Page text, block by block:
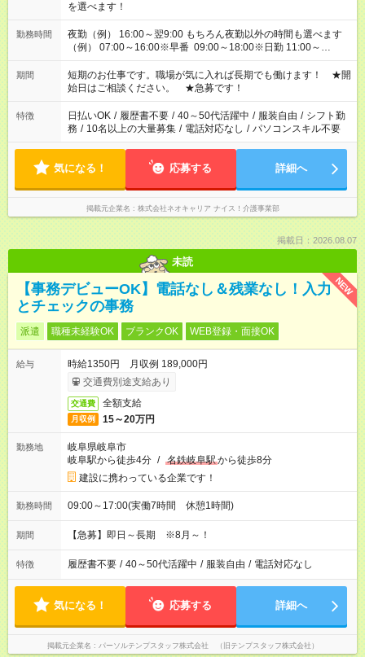
を選べます！
勤務時間
夜勤（例） 16:00～翌9:00 もちろん夜勤以外の時間も選べます
（例） 07:00～16:00※早番 09:00～18:00※日勤 11:00～
20:00※遅番 ※時間は、固定・選べる施設もあるので、ご希望が
あれば調整できます！ ※シフト制。勤務地により実働時間が異
なります。★家庭の都合でお休みが必要な場合も遠慮なくご相談
ください。
期間
短期のお仕事です。職場が気に入れば長期でも働けます！ ★開
始日はご相談ください。 ★急募です！
特徴 日払いOK / 履歴書不要 / 40～50代活躍中 / 服装自由 / シフト勤
務 / 10名以上の大量募集 / 電話対応なし / パソコンスキル不要
気になる！ 応募する 詳細へ
掲載元企業名 株式会社ネオキャリア ナイス！介護事業部
掲載日：2026.08.07
未読
NEW
【事務デビューOK】電話なし＆残業なし！入力
とチェックの事務
派遣 職種未経験OK ブランクOK WEB登録・面接OK
給与
時給1350円 月収例 189,000円
交通費別途支給あり
交通費 全額支給
月収例 15～20万円
勤務地
岐阜県岐阜市
岐阜駅から徒歩4分 / 名鉄岐阜駅から徒歩8分
建設に携わっている企業です！
勤務時間 09:00～17:00(実働7時間 休憩1時間)
期間 【急募】即日～長期 ※8月～！
特徴 履歴書不要 / 40～50代活躍中 / 服装自由 / 電話対応なし
気になる！ 応募する 詳細へ
掲載元企業名 パーソルテンプスタッフ株式会社 （旧テンプスタッフ株式会社）